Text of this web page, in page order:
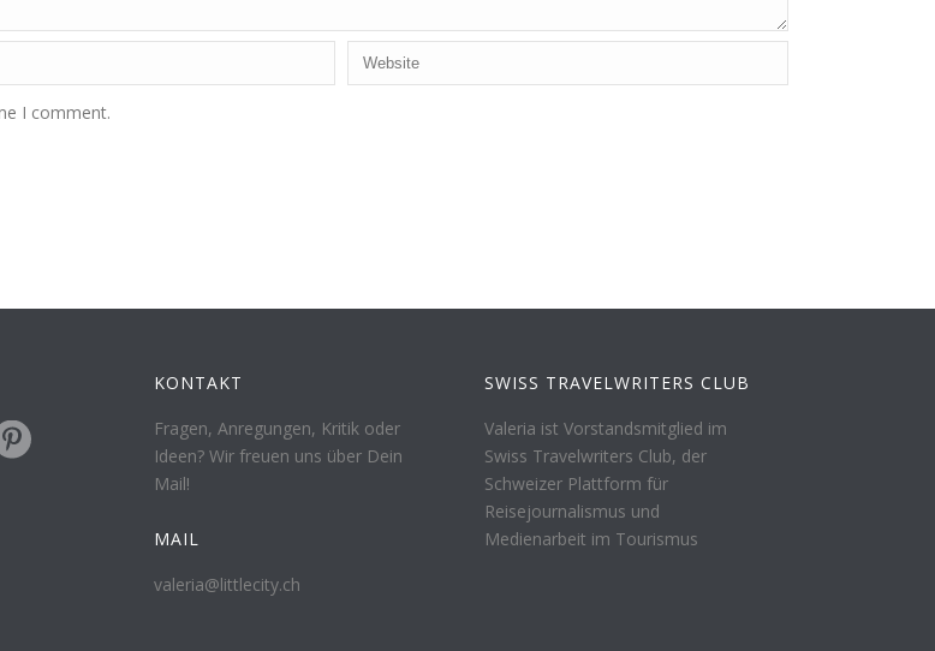
I comment.
KONTAKT
Fragen, Anregungen, Kritik oder
Ideen? Wir freuen uns über Dein
Mail!
MAIL
valeria@littlecity.ch
SWISS TRAVELWRITERS CLUB
Valeria ist Vorstandsmitglied im
Swiss Travelwriters Club, der
Schweizer Plattform für
Reisejournalismus und
Medienarbeit im Tourismus